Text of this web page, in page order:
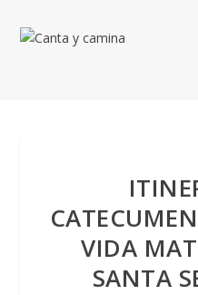
VIDA
SANTA